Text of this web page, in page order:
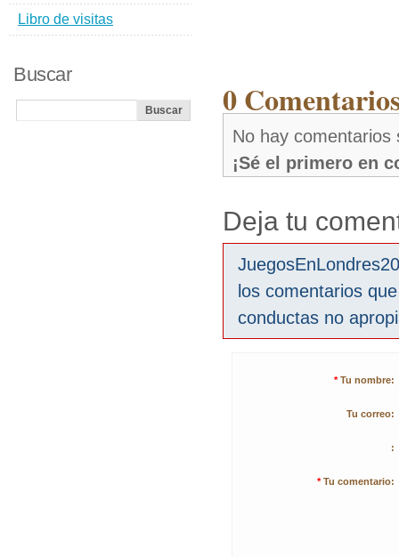
0
No hay comentarios
¡Sé el primero en
Deja tu
los comentarios
conductas no
* Tu nombre:
Tu correo:
:
* Tu comentario:
Libro de visitas
Buscar